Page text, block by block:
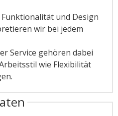
und Design
wir bei jedem
Service gehören dabei
wie Flexibilität